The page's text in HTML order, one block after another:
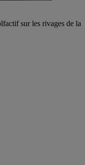
sur les rivages de la